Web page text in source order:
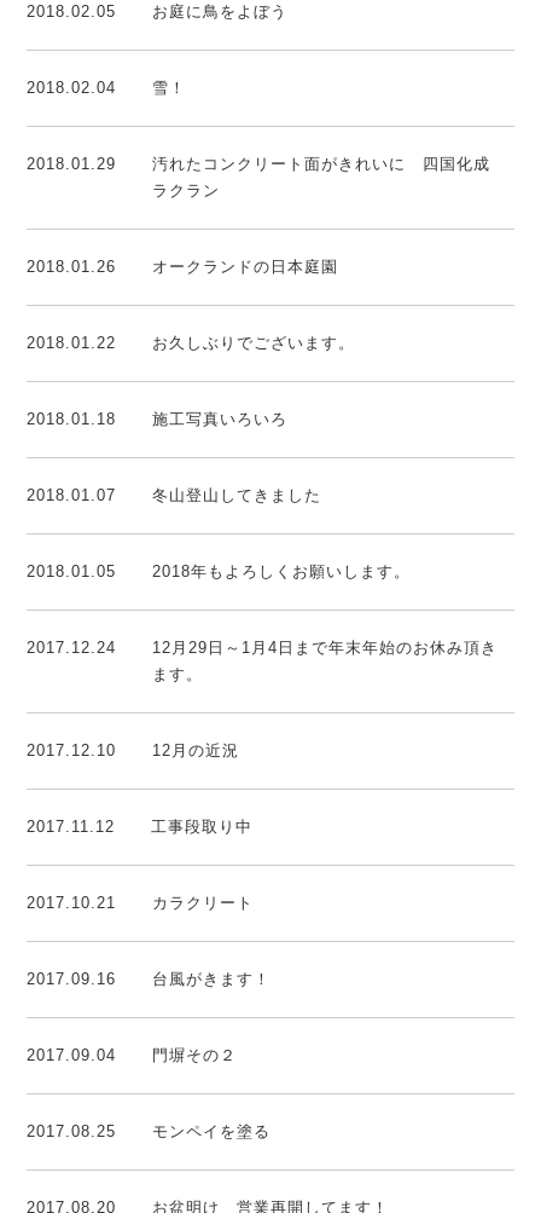
2018.02.05 お庭に鳥をよぼう
2018.02.04 雪！
2018.01.29
汚れたコンクリート面がきれいに 四国化成
ラクラン
2018.01.26 オークランドの日本庭園
2018.01.22 お久しぶりでございます。
2018.01.18 施工写真いろいろ
2018.01.07 冬山登山してきました
2018.01.05 2018年もよろしくお願いします。
2017.12.24
12月29日～1月4日まで年末年始のお休み頂き
ます。
2017.12.10 12月の近況
2017.11.12 工事段取り中
2017.10.21 カラクリート
2017.09.16 台風がきます！
2017.09.04 門塀その２
2017.08.25 モンペイを塗る
2017.08.20 お盆明け 営業再開してます！